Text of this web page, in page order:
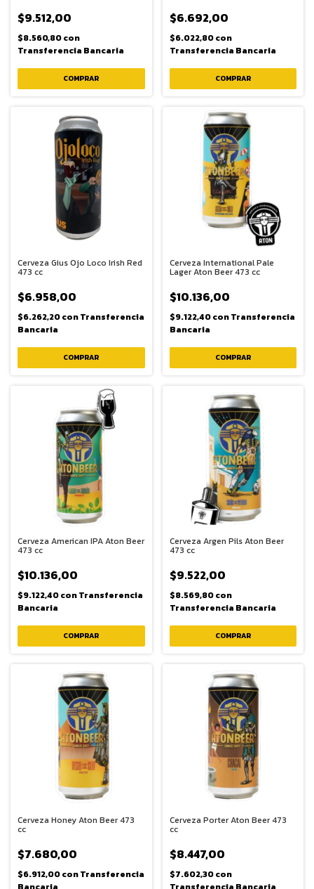
$9.512,00
$8.560,80con
Transferencia Bancaria
$6.692,00
$6.022,80con
Transferencia Bancaria
Cerveza Gius Ojo Loco Irish Red
473 cc
$6.958,00
$6.262,20conTransferencia
Bancaria
Cerveza International Pale
Lager Aton Beer 473 cc
$10.136,00
$9.122,40conTransferencia
Bancaria
Cerveza American IPA Aton Beer
473 cc
$10.136,00
$9.122,40conTransferencia
Bancaria
Cerveza Argen Pils Aton Beer
473 cc
$9.522,00
$8.569,80con
Transferencia Bancaria
Cerveza Honey Aton Beer 473
cc
$7.680,00
$6.912,00conTransferencia
Cerveza Porter Aton Beer 473
cc
$8.447,00
$7.602,30con